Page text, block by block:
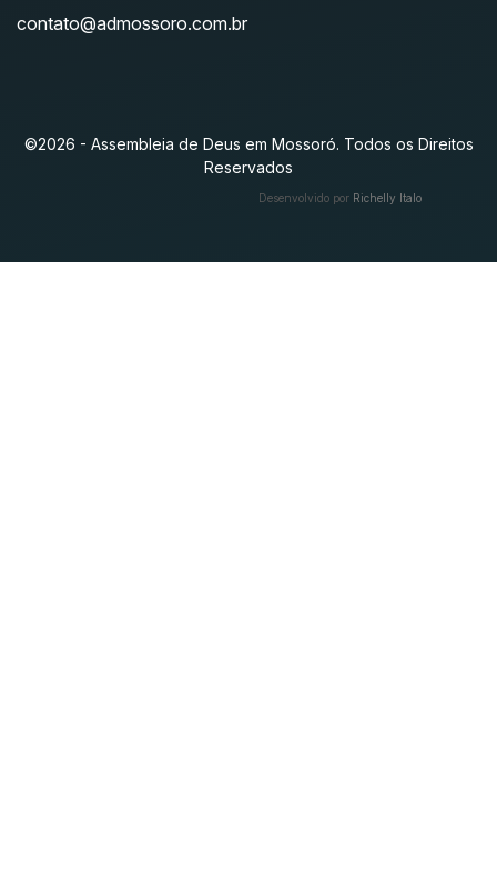
contato@admossoro.com.br
©2026 - Assembleia de Deus em Mossoró. Todos os Direitos
Reservados
Desenvolvido por Richelly Italo